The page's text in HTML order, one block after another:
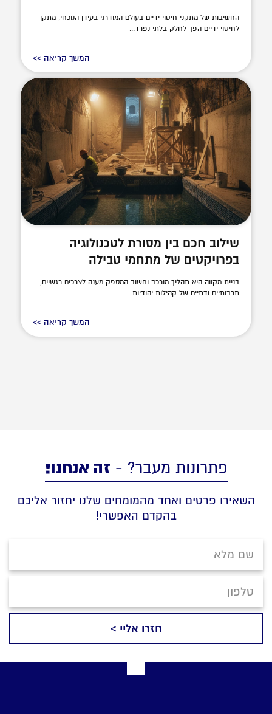
החשיבות של מתקני חיטוי ידיים בעולם המודרני בעידן הנוכחי, מתקן
לחיטוי ידיים הפך לחלק בלתי נפרד...
המשך קריאה >>
שילוב חכם בין מסורת לטכנולוגיה
בפרויקטים של מתחמי טבילה
בניית מקווה היא תהליך מורכב וחשוב המספק מענה לצרכים רגשיים,
תרבותיים ודתיים של קהילות יהודיות...
המשך קריאה >>
פתרונות מעבר? - זה אנחנו!
השאירו פרטים ואחד מהמומחים שלנו יחזור אליכם
בהקדם האפשרי!